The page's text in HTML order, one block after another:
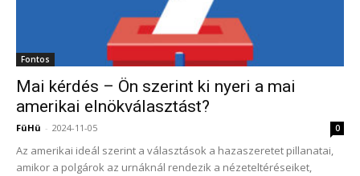
Fontos
Mai kérdés – Ön szerint ki nyeri a mai
amerikai elnökválasztást?
FüHü - 2024-11-05 0
Az amerikai ideál szerint a választások a hazaszeretet pillanatai,
amikor a polgárok az urnáknál rendezik a nézeteltéréseiket,